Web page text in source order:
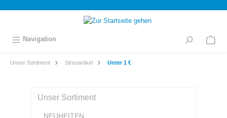
springen
Navigation
Unser Sortiment Streuartikel Unter 1 €
Unser Sortiment
NEUHEITEN